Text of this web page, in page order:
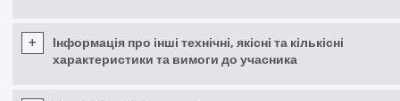
+
Інформація про інші технічні, якісні та кількісні
характеристики та вимоги до учасника